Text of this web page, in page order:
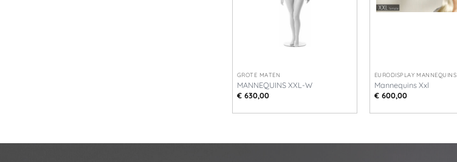
GROTE MATEN
MANNEQUINS XXL-W
€630,00
EURODISPLAY MANNEQUINS
Mannequins Xxl
€600,00